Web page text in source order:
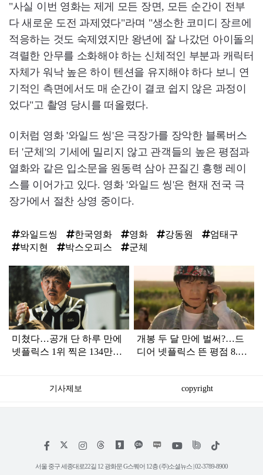
"사실 이번 영화는 제게 모든 장면, 모든 순간이 전부
다 새로운 도전 과제였다"라며 "생소한 코미디 장르에
적응하는 것도 숙제였지만 왕년에 잘 나갔던 아이돌의
격렬한 안무를 소화해야 하는 신체적인 부분과 캐릭터
자체가 워낙 높은 하이 텐션을 유지해야 하다 보니 연
기적인 측면에서도 매 순간이 결코 쉽지 않은 과정이
었다"고 촬영 당시를 떠올렸다.
이처럼 영화 '와일드 씽'은 극장가를 장악한 블록버스
터 '군체'의 기세에 밀리지 않고 관객들의 높은 평점과
열화와 같은 입소문을 원동력 삼아 끈질긴 흥행 레이
스를 이어가고 있다. 영화 '와일드 씽'은 현재 전국 극
장가에서 절찬 상영 중이다.
와일드씽 한국영화 영화 강동원
엄태구
박지현
박스오피스 군체
탑
라
인
미쳤다…공개 단 하루 만에
넷플릭스 1위 찍은 134만
개봉 두 달 만에 벌써?…드
디어 넷플릭스 뜬 평점 8.44
기사제보 copyright
페
스
인
타
위
트
틱
서울 중구 세종대로22길 12 광화문 G스퀘어 12층 (주)소셜뉴스 | 02-3789-8900